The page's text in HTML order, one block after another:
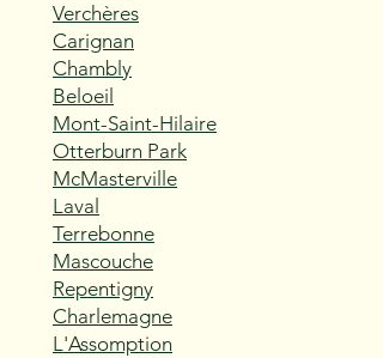
Verchères
Carignan
Chambly
Beloeil
Mont-Saint-Hilaire
Otterburn Park
McMasterville
Laval
Terrebonne
Mascouche
Repentigny
Charlemagne
L'Assomption